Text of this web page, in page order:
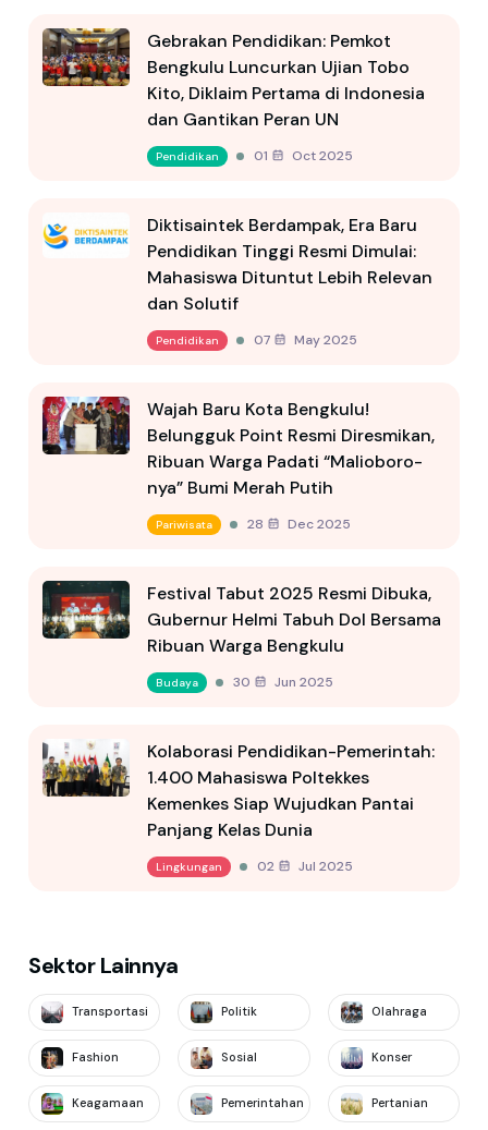
Gebrakan Pendidikan: Pemkot
Bengkulu Luncurkan Ujian Tobo
Kito, Diklaim Pertama di Indonesia
dan Gantikan Peran UN
Pendidikan 01 Oct 2025
Diktisaintek Berdampak, Era Baru
Pendidikan Tinggi Resmi Dimulai:
Mahasiswa Dituntut Lebih Relevan
dan Solutif
Pendidikan 07 May 2025
Wajah Baru Kota Bengkulu!
Belungguk Point Resmi Diresmikan,
Ribuan Warga Padati “Malioboro-
nya” Bumi Merah Putih
Pariwisata 28 Dec 2025
Festival Tabut 2025 Resmi Dibuka,
Gubernur Helmi Tabuh Dol Bersama
Ribuan Warga Bengkulu
Budaya 30 Jun 2025
Kolaborasi Pendidikan-Pemerintah:
1.400 Mahasiswa Poltekkes
Kemenkes Siap Wujudkan Pantai
Panjang Kelas Dunia
Lingkungan 02 Jul 2025
Sektor Lainnya
Transportasi Politik Olahraga
Fashion Sosial Konser
Keagamaan Pemerintahan Pertanian